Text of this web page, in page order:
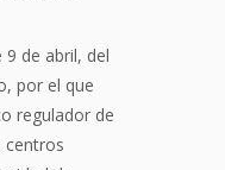
de abril, del
por el que
regulador de
centros